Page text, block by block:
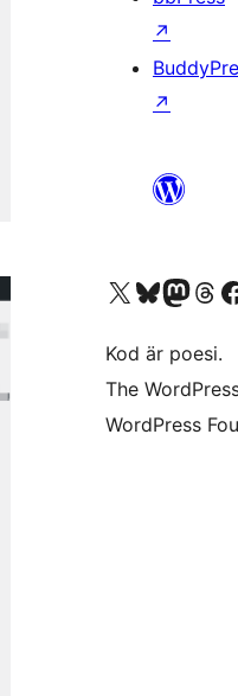
↗
↗
Besök vår X-konto (f.d. Twitter)
Besök vårt Bluesky-konto
Besök vårt Mastodon-konto
Besök vårt
Kod är poesi.
The
WordPress